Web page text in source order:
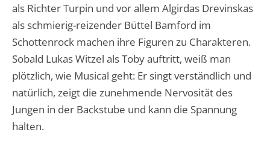
als Richter Turpin und vor allem Algirdas Drevinskas
als schmierig-reizender Büttel Bamford im
Schottenrock machen ihre Figuren zu Charakteren.
Sobald Lukas Witzel als Toby auftritt, weiß man
plötzlich, wie Musical geht: Er singt verständlich und
natürlich, zeigt die zunehmende Nervosität des
Jungen in der Backstube und kann die Spannung
halten.